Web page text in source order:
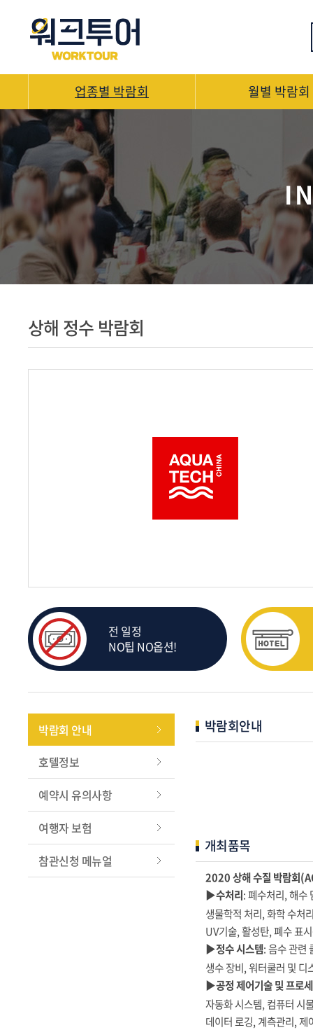
업종별 박람회 월별 박람회
상해 정수 박람회
전 일정
NO팁 NO옵션!
박람회 안내
호텔정보
예약시 유의사항
여행자 보험
참관신청 메뉴얼
박람회안내
개최품목
2020 상해 수질 박람회
▶수처리: 폐수처리, 해수
생물학적 처리, 화학 수처
UV기술, 활성탄, 폐수 표
▶정수 시스템: 음수 관련
생수 장비, 워터쿨러 및 디
▶공정 제어기술 및 프로
자동화 시스템, 컴퓨터 시
데이터 로깅, 계측관리, 제